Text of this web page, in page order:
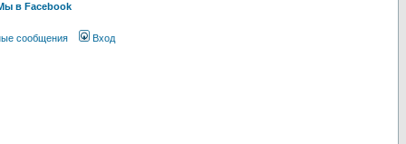
в Facebook
сообщения Вход